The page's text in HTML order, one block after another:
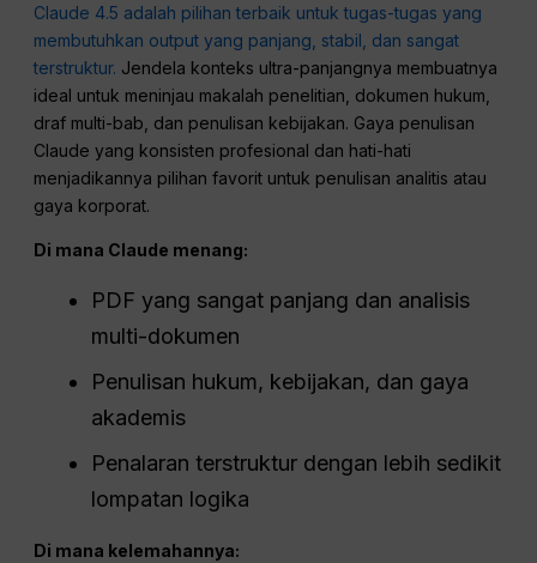
Claude 4.5 adalah pilihan terbaik untuk tugas-tugas yang
membutuhkan output yang panjang, stabil, dan sangat
terstruktur. Jendela konteks ultra-panjangnya membuatnya
ideal untuk meninjau makalah penelitian, dokumen hukum,
draf multi-bab, dan penulisan kebijakan. Gaya penulisan
Claude yang konsisten profesional dan hati-hati
menjadikannya pilihan favorit untuk penulisan analitis atau
gaya korporat.
Di mana Claude menang:
PDF yang sangat panjang dan analisis
multi-dokumen
Penulisan hukum, kebijakan, dan gaya
akademis
Penalaran terstruktur dengan lebih sedikit
lompatan logika
Di mana kelemahannya: